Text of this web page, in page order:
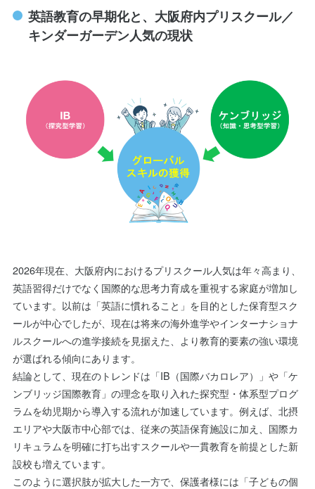
英語教育の早期化と、大阪府内プリスクール／
キンダーガーデン人気の現状
2026年現在、大阪府内におけるプリスクール人気は年々高まり、
英語習得だけでなく国際的な思考力育成を重視する家庭が増加し
ています。以前は「英語に慣れること」を目的とした保育型スク
ールが中心でしたが、現在は将来の海外進学やインターナショナ
ルスクールへの進学接続を見据えた、より教育的要素の強い環境
が選ばれる傾向にあります。
結論として、現在のトレンドは「IB（国際バカロレア）」や「ケ
ンブリッジ国際教育」の理念を取り入れた探究型・体系型プログ
ラムを幼児期から導入する流れが加速しています。例えば、北摂
エリアや大阪市中心部では、従来の英語保育施設に加え、国際カ
リキュラムを明確に打ち出すスクールや一貫教育を前提とした新
設校も増えています。
このように選択肢が拡大した一方で、保護者様には「子どもの個